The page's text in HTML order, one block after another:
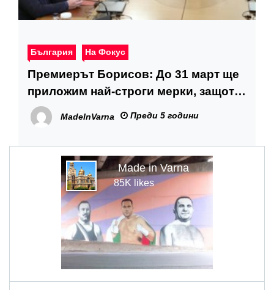
България На Фокус
Премиерът Борисов: До 31 март ще
приложим най-строги мерки, защото
животът и здравето на хората са
най-важни
MadeInVarna Преди 5 години
Made in Varna
85K likes